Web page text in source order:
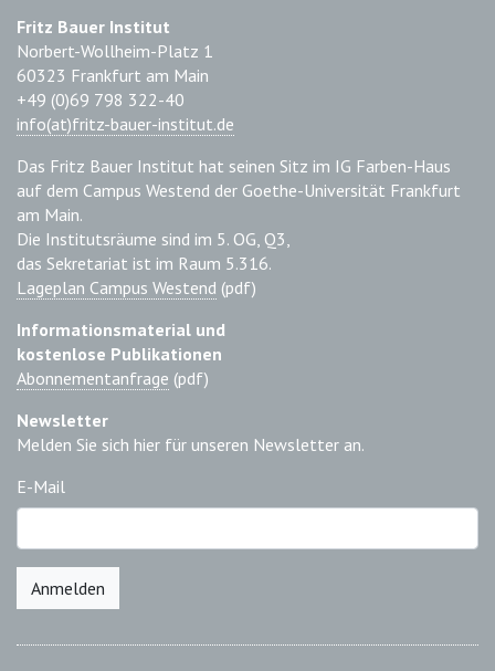
Fritz Bauer Institut
Norbert-Wollheim-Platz 1
60323 Frankfurt am Main
+49 (0)69 798 322-40
info(at)fritz-bauer-institut.de
Das Fritz Bauer Institut hat seinen Sitz im IG Farben-Haus
auf dem Campus Westend der Goethe-Universität Frankfurt
am Main.
Die Institutsräume sind im 5. OG, Q3,
das Sekretariat ist im Raum 5.316.
Lageplan Campus Westend (pdf)
Informationsmaterial und
kostenlose Publikationen
Abonnementanfrage (pdf)
Newsletter
Melden Sie sich hier für unseren Newsletter an.
E-Mail
Anmelden